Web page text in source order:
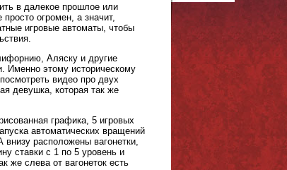
в далекое прошлое или
огромен, а значит,
игровые автоматы, чтобы
Аляску и другие
Именно этому историческому
видео про двух
девушка, которая так же
графика, 5 игровых
автоматических вращений
расположены вагонетки,
ставки с 1 по 5 уровень и
же слева от вагонеток есть